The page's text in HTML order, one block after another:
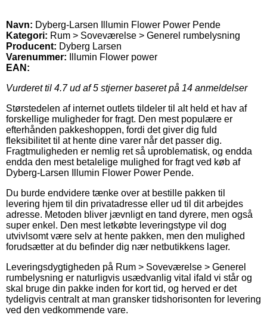
Navn: Dyberg-Larsen Illumin Flower Power Pende
Kategori: Rum > Soveværelse > Generel rumbelysning
Producent: Dyberg Larsen
Varenummer:
Illumin Flower power
EAN:
Vurderet til 4.7ud af 5 stjerner baseret på 14 anmeldelser
Størstedelen af internet outlets tildeler til alt held et hav af
forskellige muligheder for fragt. Den mest populære er
efterhånden pakkeshoppen, fordi det giver dig fuld
fleksibilitet til at hente dine varer når det passer dig.
Fragtmuligheden er nemlig ret så uproblematisk, og endda
endda den mest betalelige mulighed for fragt ved køb af
Dyberg-Larsen Illumin Flower Power Pende.
Du burde endvidere tænke over at bestille pakken til
levering hjem til din privatadresse eller ud til dit arbejdes
adresse. Metoden bliver jævnligt en tand dyrere, men også
super enkel. Den mest letkøbte leveringstype vil dog
utvivlsomt være selv at hente pakken, men den mulighed
forudsætter at du befinder dig nær netbutikkens lager.
Leveringsdygtigheden på Rum > Soveværelse > Generel
rumbelysning er naturligvis usædvanlig vital ifald vi står og
skal bruge din pakke inden for kort tid, og herved er det
tydeligvis centralt at man gransker tidshorisonten for levering
ved den vedkommende vare.